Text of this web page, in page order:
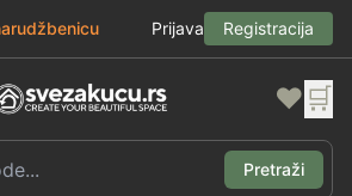
Prijava Registracija
❤️ 🛒
Pretraži